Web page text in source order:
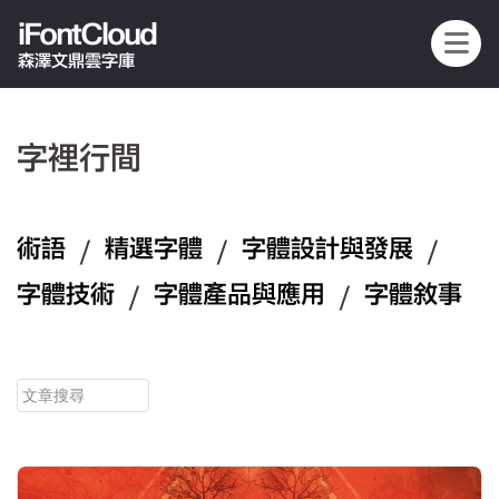
iFontCloud
森澤文鼎雲字庫
字裡行間
術語 / 精選字體 / 字體設計與發展 /
字體技術 / 字體產品與應用 / 字體敘事